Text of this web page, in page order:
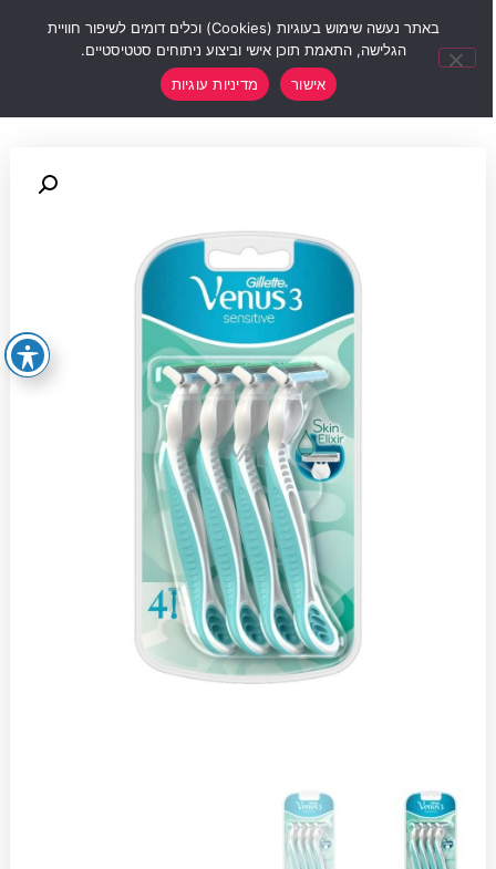
באתר נעשה שימוש בעוגיות (Cookies) וכלים דומים לשיפור חוויית
הגלישה, התאמת תוכן אישי וביצוע ניתוחים סטטיסטיים.
אישור
מדיניות עוגיות